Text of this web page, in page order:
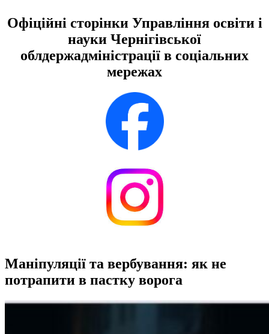
Офіційні сторінки Управління освіти і
науки Чернігівської
облдержадміністрації в соціальних
мережах
Маніпуляції та вербування: як не
потрапити в пастку ворога